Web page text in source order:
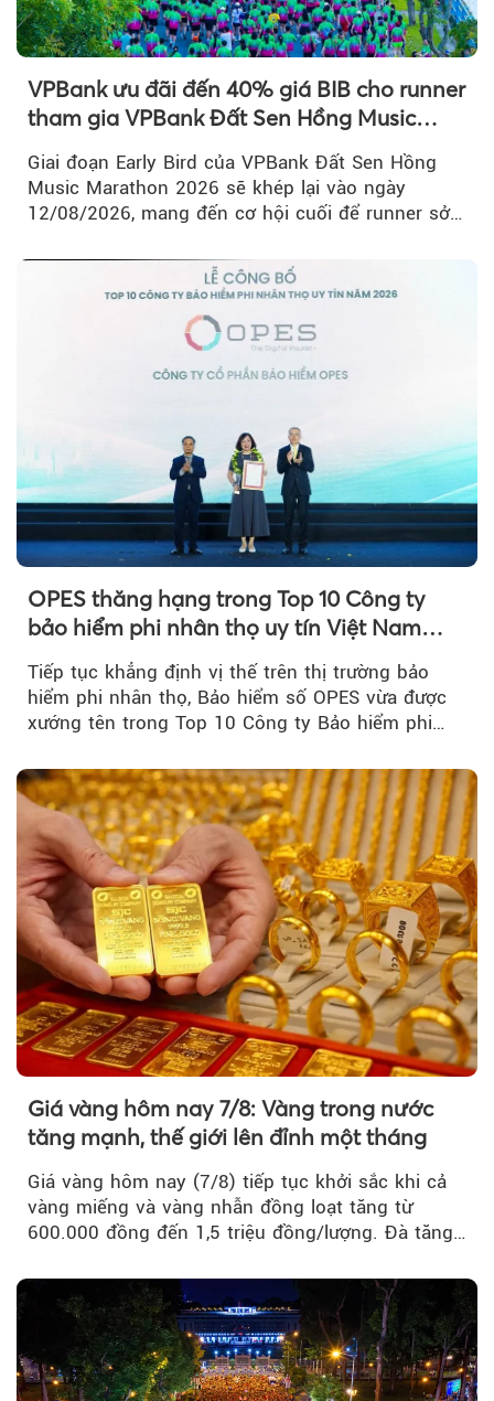
VPBank ưu đãi đến 40% giá BIB cho runner
tham gia VPBank Đất Sen Hồng Music
Giai đoạn Early Bird của VPBank Đất Sen Hồng
Music Marathon 2026 sẽ khép lại vào ngày
12/08/2026, mang đến cơ hội cuối để runner sở
OPES thăng hạng trong Top 10 Công ty
bảo hiểm phi nhân thọ uy tín Việt Nam
Tiếp tục khẳng định vị thế trên thị trường bảo
hiểm phi nhân thọ, Bảo hiểm số OPES vừa được
xướng tên trong Top 10 Công ty Bảo hiểm phi
Giá vàng hôm nay 7/8: Vàng trong nước
tăng mạnh, thế giới lên đỉnh một tháng
Giá vàng hôm nay (7/8) tiếp tục khởi sắc khi cả
vàng miếng và vàng nhẫn đồng loạt tăng từ
600.000 đồng đến 1,5 triệu đồng/lượng. Đà tăng
vàng thế giới bứt phá lên mức cao nhất trong
một tháng.